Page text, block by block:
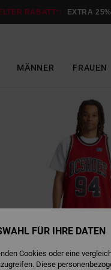
RABATT*: EXTRA
MÄNNER FRAUEN
FÜR IHRE DATEN
Cookies oder eine
Diese